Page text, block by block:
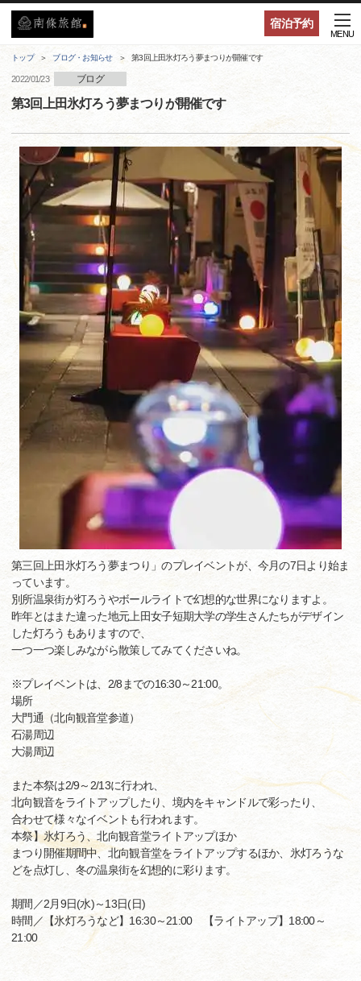
宿泊予約
MENU
トップ ブログ・お知らせ 第3回上田氷灯ろう夢まつりが開催です
2022/01/23 ブログ
第3回上田氷灯ろう夢まつりが開催です
第三回上田氷灯ろう夢まつり」のプレイベントが、今月の7日より始ま
っています。
別所温泉街が灯ろうやボールライトで幻想的な世界になりますよ。
昨年とはまた違った地元上田女子短期大学の学生さんたちがデザイン
した灯ろうもありますので、
一つ一つ楽しみながら散策してみてくださいね。
※プレイベントは、2/8までの16:30～21:00。
場所
大門通（北向観音堂参道）
石湯周辺
大湯周辺
また本祭は2/9～2/13に行われ、
北向観音をライトアップしたり、境内をキャンドルで彩ったり、
合わせて様々なイベントも行われます。
本祭】氷灯ろう、北向観音堂ライトアップほか
まつり開催期間中、北向観音堂をライトアップするほか、氷灯ろうな
どを点灯し、冬の温泉街を幻想的に彩ります。
期間／2月9日(水)～13日(日)
時間／【氷灯ろうなど】16:30～21:00 【ライトアップ】18:00～
21:00